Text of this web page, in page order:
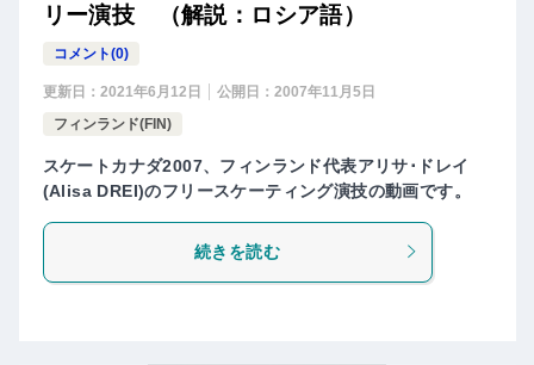
リー演技 （解説：ロシア語）
コメント(0)
更新日： 2021年6月12日 公開日： 2007年11月5日
フィンランド(FIN)
スケートカナダ2007、フィンランド代表アリサ･ドレイ
(Alisa DREI)のフリースケーティング演技の動画です。
続きを読む